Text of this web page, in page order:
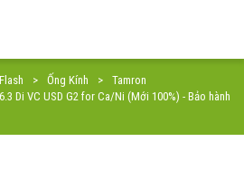
Ống Kính
Tamron
Di VC USD G2 for Ca/Ni (Mới 100%) - Bảo hành